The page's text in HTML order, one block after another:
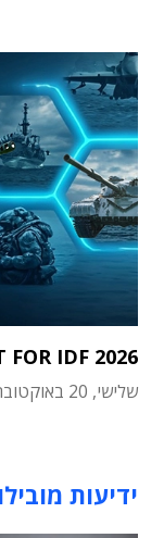
FOR IDF 2026
שלישי, 20 באוקטובר 2026
ידיעות